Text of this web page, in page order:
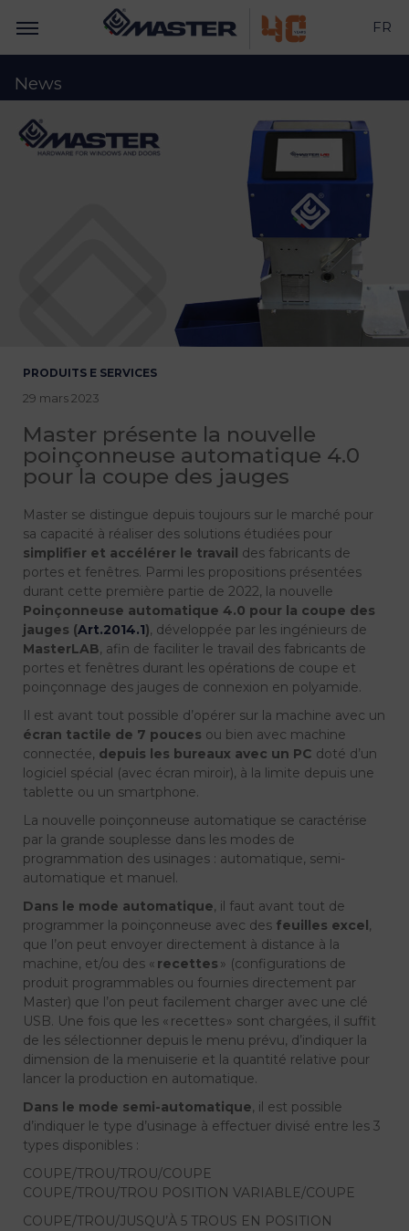
FR
News
PRODUITS E SERVICES
29 mars 2023
Master présente la nouvelle
poinçonneuse automatique 4.0
pour la coupe des jauges
Master se distingue depuis toujours sur le marché pour
sa capacité à réaliser des solutions étudiées pour
simplifier et accélérer le travail des fabricants de
portes et fenêtres. Parmi les propositions présentées
durant cette première partie de 2022, la nouvelle
Poinçonneuse automatique 4.0 pour la coupe des
jauges (Art.2014.1), développée par les ingénieurs de
MasterLAB, afin de faciliter le travail des fabricants de
portes et fenêtres durant les opérations de coupe et
poinçonnage des jauges de connexion en polyamide.
Il est avant tout possible d’opérer sur la machine avec un
écran tactile de 7 pouces ou bien avec machine
connectée, depuis les bureaux avec un PC doté d’un
logiciel spécial (avec écran miroir), à la limite depuis une
tablette ou un smartphone.
La nouvelle poinçonneuse automatique se caractérise
par la grande souplesse dans les modes de
programmation des usinages : automatique, semi-
automatique et manuel.
Dans le mode automatique, il faut avant tout de
programmer la poinçonneuse avec des feuilles excel,
que l’on peut envoyer directement à distance à la
machine, et/ou des « recettes » (configurations de
produit programmables ou fournies directement par
Master) que l’on peut facilement charger avec une clé
USB. Une fois que les « recettes » sont chargées, il suffit
de les sélectionner depuis le menu prévu, d’indiquer la
dimension de la menuiserie et la quantité relative pour
lancer la production en automatique.
Dans le mode semi-automatique, il est possible
d’indiquer le type d’usinage à effectuer divisé entre les 3
types disponibles :
COUPE/TROU/TROU/COUPE
COUPE/TROU/TROU POSITION VARIABLE/COUPE
COUPE/TROU/JUSQU’À 5 TROUS EN POSITION